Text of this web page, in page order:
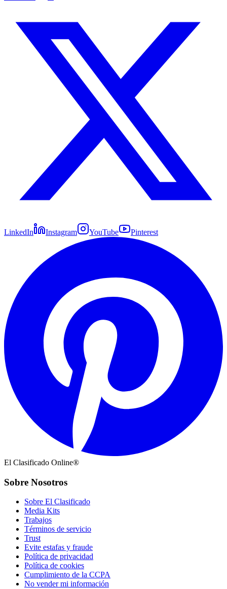
LinkedIn Instagram YouTube Pinterest
El Clasificado Online®
Sobre Nosotros
Sobre El Clasificado
Media Kits
Trabajos
Términos de servicio
Trust
Evite estafas y fraude
Política de privacidad
Política de cookies
Cumplimiento de la CCPA
No vender mi información